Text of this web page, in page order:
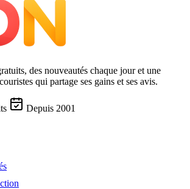
des nouveautés chaque jour et une
qui partage ses gains et ses avis.
Depuis 2001